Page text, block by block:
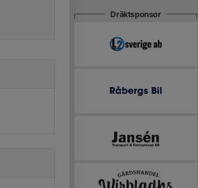
Dräktsponsor